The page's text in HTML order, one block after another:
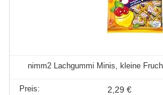
nimm2 Lachgummi Minis, kleine
2,29 €